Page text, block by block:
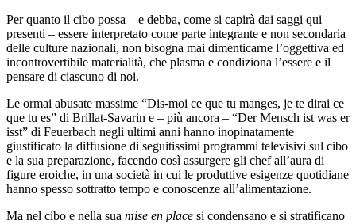
Per quanto il cibo possa – e debba, come si capirà dai saggi qui
presenti – essere interpretato come parte integrante e non secondaria
delle culture nazionali, non bisogna mai dimenticarne l’oggettiva ed
incontrovertibile materialità, che plasma e condiziona l’essere e il
Le ormai abusate massime “Dis-moi ce que tu manges, je te dirai ce
que tu es” di Brillat-Savarin e – più ancora – “Der Mensch ist was er
isst” di Feuerbach negli ultimi anni hanno inopinatamente
giustificato la diffusione di seguitissimi programmi televisivi sul cibo
e la sua preparazione, facendo così assurgere gli chef all’aura di
figure eroiche, in una società in cui le produttive esigenze quotidiane